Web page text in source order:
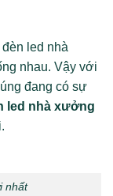
led nhà
nhau. Vậy với
đang có sự
led nhà xưởng
nhất